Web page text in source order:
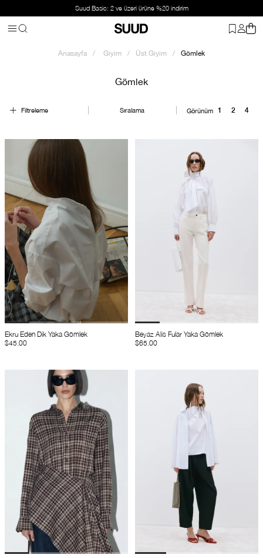
Suud Basic: 2 ve üzeri ürüne %20 indirim
Anasayfa Giyim Üst Giyim Gömlek
Gömlek
Filtreleme Sıralama
Ekru Eden Dik Yaka Gömlek
$45.00
Beyaz Alis Fular Yaka Gömlek
$65.00